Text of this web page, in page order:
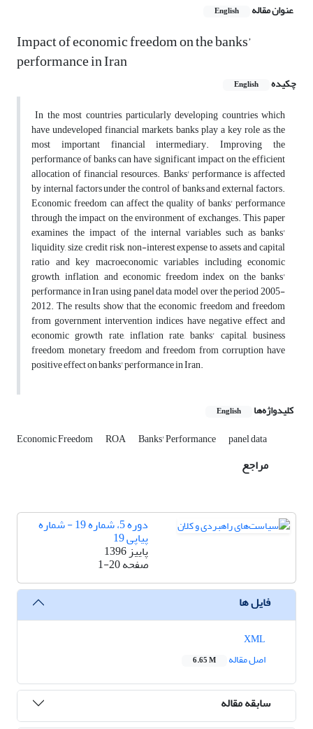
عنوان مقاله English
Impact of economic freedom on the banks’
performance in Iran
چکیده English
In the most countries, particularly developing countries which
have undeveloped financial markets, banks play a key role as the
most important financial intermediary. Improving the
performance of banks can have significant impact on the efficient
allocation of financial resources. Banks' performance is affected
by internal factors under the control of banks and external factors.
Economic freedom can affect the quality of banks' performance
through the impact on the environment of exchanges. This paper
examines the impact of the internal variables such as banks'
liquidity, size, credit risk, non-interest expense to assets and capital
ratio and key macroeconomic variables including economic
growth, inflation, and economic freedom index on the banks'
performance in Iran using panel data model over the period 2005-
2012. The results show that the economic freedom and freedom
from government intervention indices have negative effect and
economic growth rate, inflation rate, banks' capital, business
freedom, monetary freedom and freedom from corruption have
positive effect on banks' performance in Iran.
کلیدواژه‌ها English
Economic Freedom ROA Banks' Performance panel data
مراجع
دوره 5، شماره 19 - شماره
پیاپی 19
پاییز 1396
صفحه1-20
فایل ها
اصل مقاله
6.65 M
سابقه مقاله